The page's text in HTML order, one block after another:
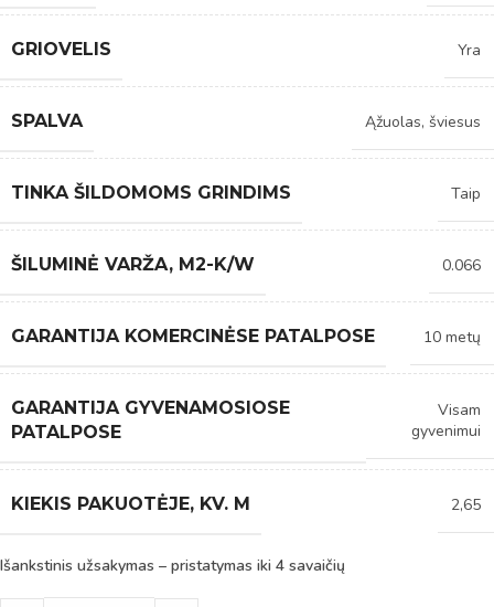
GRIOVELIS Yra
SPALVA Ąžuolas, šviesus
TINKA ŠILDOMOMS GRINDIMS Taip
ŠILUMINĖ VARŽA, M2-K/W 0.066
GARANTIJA KOMERCINĖSE PATALPOSE 10 metų
GARANTIJA GYVENAMOSIOSE
PATALPOSE
Visam
gyvenimui
KIEKIS PAKUOTĖJE, KV. M 2,65
Išankstinis užsakymas – pristatymas iki 4 savaičių